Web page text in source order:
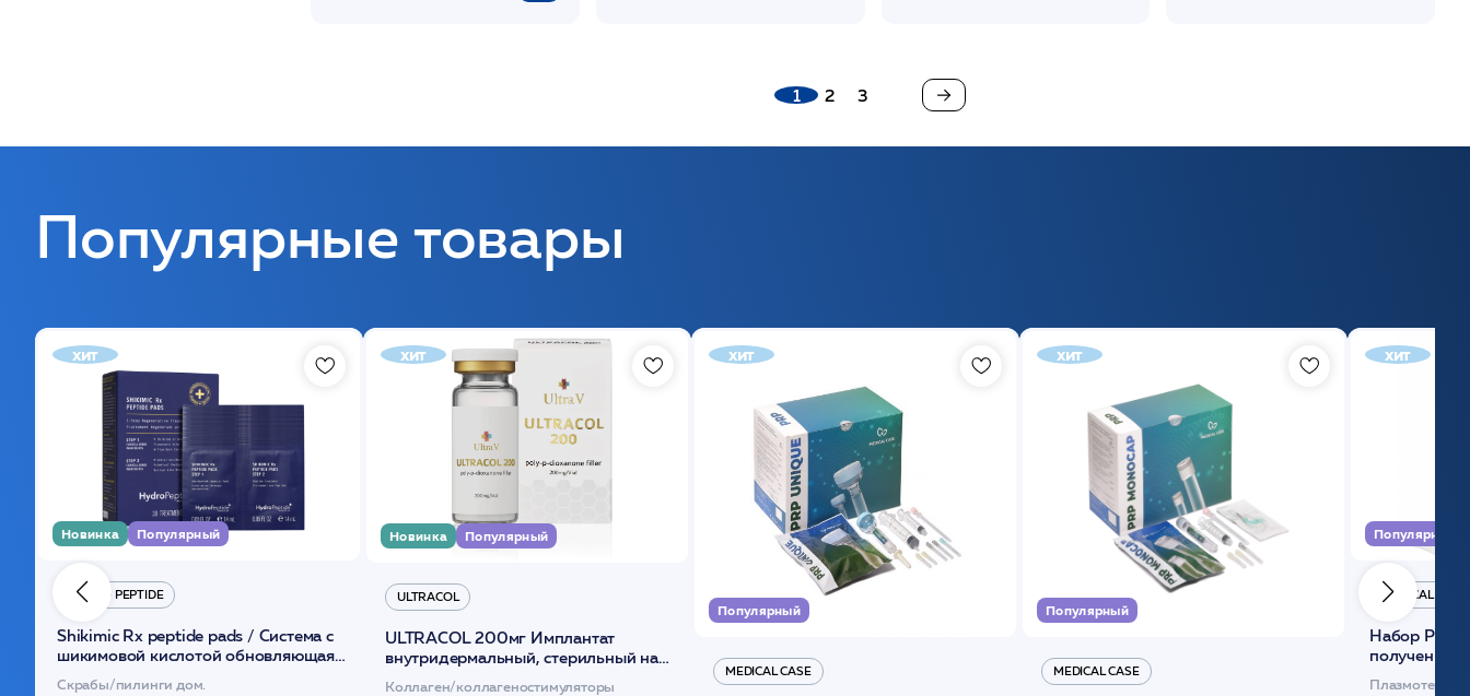
1 2 3
Популярные товары
хит
Новинка Популярный
HYDRO PEPTIDE
Shikimic Rx peptide pads / Cистема с
шикимовой кислотой обновляющая
(30шт) /HP
Скрабы/пилинги дом.
хит
Новинка Популярный
ULTRACOL
ULTRACOL 200мг Имплантат
внутридермальный, стерильный на
основе полидиоксанона /ULTRACOL
Коллаген/коллагеностимуляторы
хит
Популярный
MEDICAL CASE
хит
Популярный
MEDICAL CASE
хит
Популярный
MEDICAL CASE
Набор Plasmoactive Стандарт для
получения